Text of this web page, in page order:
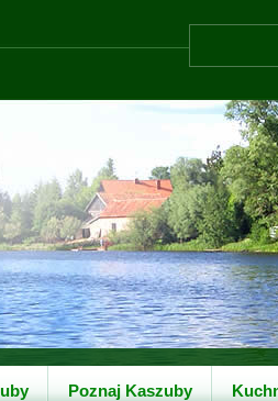
Poznaj Kaszuby